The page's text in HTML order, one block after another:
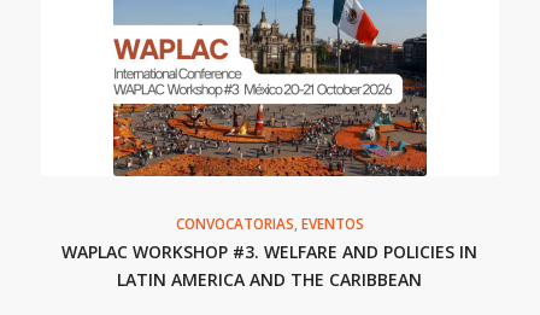
CONVOCATORIAS EVENTOS
WAPLAC WORKSHOP #3. WELFARE AND POLICIES IN
LATIN AMERICA AND THE CARIBBEAN